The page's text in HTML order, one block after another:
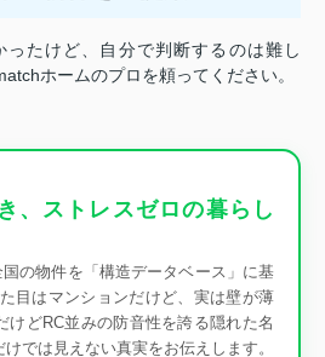
ったけど、自分で判断するのは難し
ホームのプロを頼ってください。
、ストレスゼロの暮らし
の物件を「構造データベース」に基
目はマンションだけど、実は壁が薄
けどRC並みの防音性を誇る隠れた名
では見えない真実をお伝えします。